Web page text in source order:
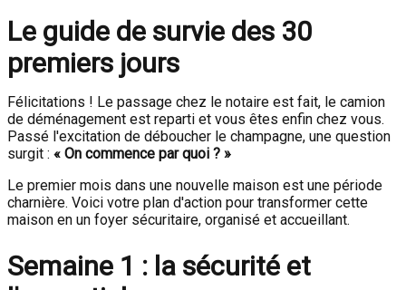
Le guide de survie des 30
premiers jours
Félicitations ! Le passage chez le notaire est fait, le camion
de déménagement est reparti et vous êtes enfin chez vous.
Passé l'excitation de déboucher le champagne, une question
surgit : « On commence par quoi ? »
Le premier mois dans une nouvelle maison est une période
charnière. Voici votre plan d'action pour transformer cette
maison en un foyer sécuritaire, organisé et accueillant.
Semaine 1 : la sécurité et